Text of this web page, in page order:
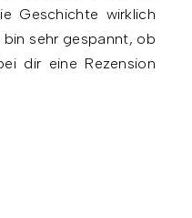
Geschichte wirklich
bin sehr gespannt, ob
dir eine Rezension